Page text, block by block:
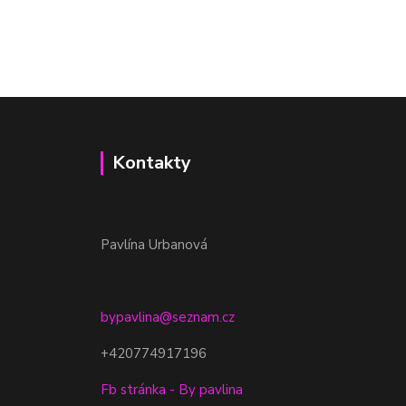
Kontakty
Pavlína Urbanová
bypavlina@seznam.cz
+420774917196
Fb stránka - By pavlina